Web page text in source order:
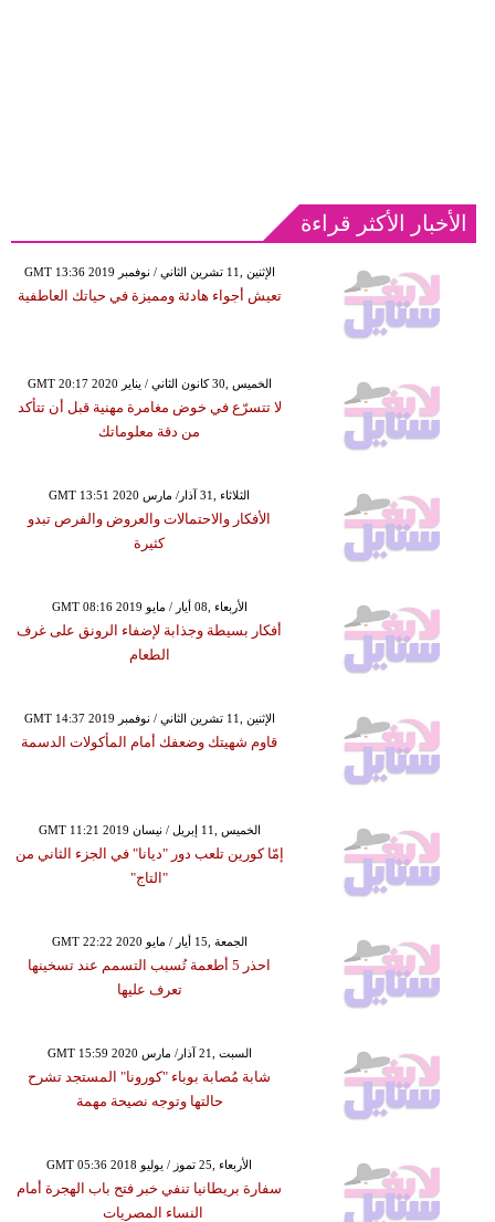
الأخبار الأكثر قراءة
GMT 13:36 2019 الإثنين ,11 تشرين الثاني / نوفمبر
تعيش أجواء هادئة ومميزة في حياتك العاطفية
GMT 20:17 2020 الخميس ,30 كانون الثاني / يناير
لا تتسرّع في خوض مغامرة مهنية قبل أن تتأكد
من دقة معلوماتك
GMT 13:51 2020 الثلاثاء ,31 آذار/ مارس
الأفكار والاحتمالات والعروض والفرص تبدو
كثيرة
GMT 08:16 2019 الأربعاء ,08 أيار / مايو
أفكار بسيطة وجذابة لإضفاء الرونق على غرف
الطعام
GMT 14:37 2019 الإثنين ,11 تشرين الثاني / نوفمبر
قاوم شهيتك وضعفك أمام المأكولات الدسمة
GMT 11:21 2019 الخميس ,11 إبريل / نيسان
إمّا كورين تلعب دور "ديانا" في الجزء الثاني من
"التاج"
GMT 22:22 2020 الجمعة ,15 أيار / مايو
احذر 5 أطعمة تُسبب التسمم عند تسخينها
تعرف عليها
GMT 15:59 2020 السبت ,21 آذار/ مارس
شابة مُصابة بوباء "كورونا" المستجد تشرح
حالتها وتوجه نصيحة مهمة
GMT 05:36 2018 الأربعاء ,25 تموز / يوليو
سفارة بريطانيا تنفي خبر فتح باب الهجرة أمام
النساء المصريات